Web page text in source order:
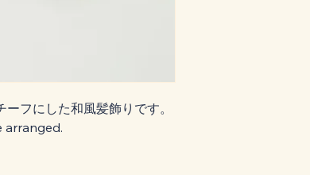
フにした和風髪飾りです。
arranged.